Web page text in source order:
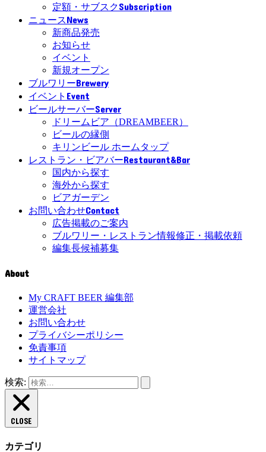
定額・サブスクSubscription
ニュースNews
新商品発売
お知らせ
イベント
新規オープン
ブルワリーBrewery
イベント Event
ビールサーバーServer
ドリームビア（DREAMBEER）
ビールの縁側
キリンビール ホームタップ
レストラン・ビアバーRestaurant&Bar
国内から探す
海外から探す
ビアガーデン
お問い合わせContact
広告掲載のご案内
ブルワリー・レストラン情報修正・掲載依頼
編集長候補募集
About
My CRAFT BEER 編集部
運営会社
お問い合わせ
プライバシーポリシー
免責事項
サイトマップ
検索:
CLOSE
カテゴリ